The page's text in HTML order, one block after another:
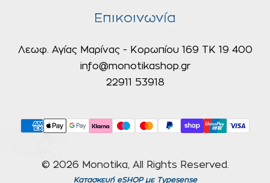
Επικοινωνία
Λεωφ. Αγίας Μαρίνας - Κορωπίου 169 ΤΚ 19 400
info@monotikashop.gr
22911 53918
© 2026 Monotika, All Rights Reserved.
Κατασκευή eSHOPμε Typesense